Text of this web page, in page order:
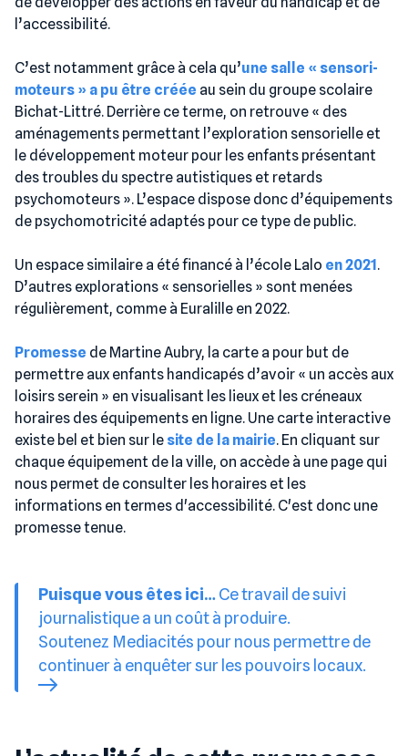
l’accessibilité.
C’est notamment grâce à cela qu’une salle « sensori-
moteurs » a pu être créée au sein du groupe scolaire
Bichat-Littré. Derrière ce terme, on retrouve « des
aménagements permettant l’exploration sensorielle et
le développement moteur pour les enfants présentant
des troubles du spectre autistiques et retards
psychomoteurs ». L’espace dispose donc d’équipements
de psychomotricité adaptés pour ce type de public.
Un espace similaire a été financé à l’école Lalo en 2021 .
D’autres explorations « sensorielles » sont menées
régulièrement, comme à Euralille en 2022.
Promesse de Martine Aubry, la carte a pour but de
permettre aux enfants handicapés d’avoir « un accès aux
loisirs serein » en visualisant les lieux et les créneaux
horaires des équipements en ligne. Une carte interactive
existe bel et bien sur le site de la mairie. En cliquant sur
chaque équipement de la ville, on accède à une page qui
nous permet de consulter les horaires et les
informations en termes d'accessibilité. C'est donc une
promesse tenue.
Puisque vous êtes ici…Ce travail de suivi
journalistique a un coût à produire.
Soutenez Mediacités pour nous permettre de
continuer à enquêter sur les pouvoirs locaux.